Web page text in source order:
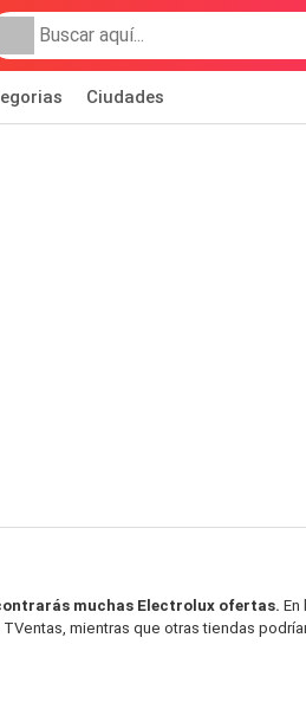
Ciudades
muchas Electrolux ofertas. En
mientras que otras tiendas